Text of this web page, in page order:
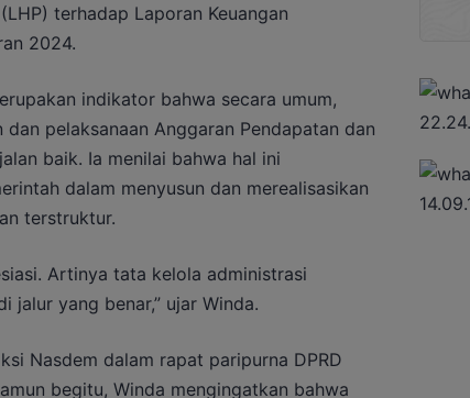
terhadap Laporan Keuangan
2024.
indikator bahwa secara umum,
pelaksanaan Anggaran Pendapatan dan
baik. Ia menilai bahwa hal ini
dalam menyusun dan merealisasikan
terstruktur.
Artinya tata kelola administrasi
jalur yang benar,” ujar Winda.
Nasdem dalam rapat paripurna DPRD
begitu, Winda mengingatkan bahwa